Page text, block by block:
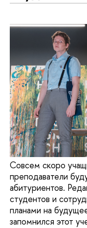
Совсем скоро
преподаватели
абитуриентов.
студентов и
планами на
запомнился этот